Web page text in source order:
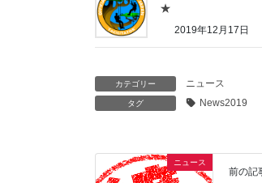
★
2019年12月17日
カテゴリー ニュース
タグ News2019
ニュース
前の記